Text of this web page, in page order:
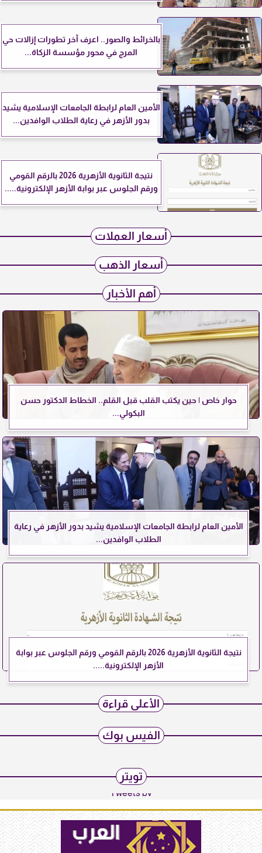
بالخرائط والصور.. اعرف آخر تطورات إزالات حي
المرج في محور مؤسسة الزكاة...
الأمين العام لرابطة الجامعات الإسلامية يشيد
بدور الأزهر في رعاية الطلاب الوافدين...
نتيجة الثانوية الأزهرية 2026 بالرقم القومي
ورقم الجلوس عبر بوابة الأزهر الإلكترونية.....
أسعار العملات
أسعار الذهب
أهم الأخبار
حوار خاص | حين يكتب القلب قبل القلم.. الخطاط الدكتور حسن
البكولي...
الأمين العام لرابطة الجامعات الإسلامية يشيد بدور الأزهر في رعاية
الطلاب الوافدين...
نتيجة الثانوية الأزهرية 2026 بالرقم القومي ورقم الجلوس عبر بوابة
الأزهر الإلكترونية.....
الأعلى قراءة
الفيس بوك
تويتر
Tweets by